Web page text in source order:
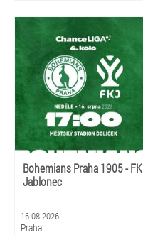
Bohemians Praha 1905 - FK
Jablonec
16.08.2026
Praha